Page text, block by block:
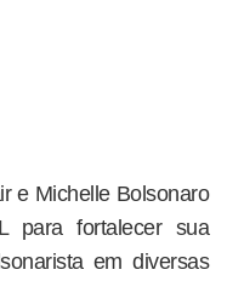
e Michelle Bolsonaro
para fortalecer sua
em diversas